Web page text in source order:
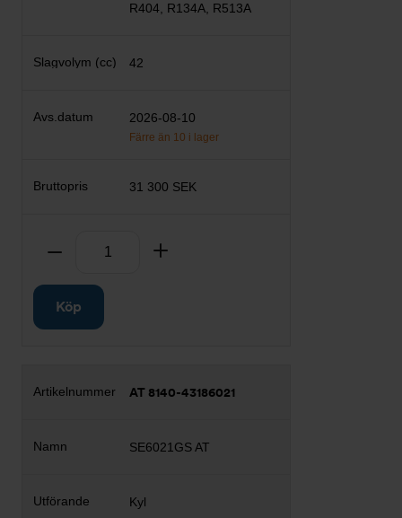
R404, R134A, R513A
42
2026-08-10
Färre än 10 i lager
31 300 SEK
Ta bort
Köp
AT 8140-43186021
SE6021GS AT
Kyl